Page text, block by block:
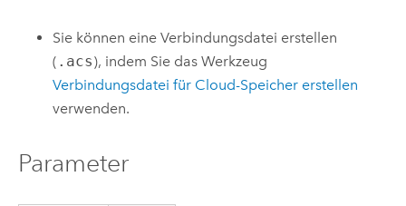
Sie können eine Verbindungsdatei erstellen
( .acs), indem Sie das Werkzeug
Verbindungsdatei für Cloud-Speicher erstellen
verwenden.
Parameter